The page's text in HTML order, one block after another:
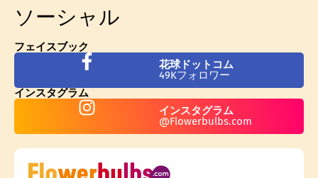
ソーシャル
フェイスブック
花球ドットコム
49Kフォロワー
インスタグラム
インスタグラム
@Flowerbulbs.com